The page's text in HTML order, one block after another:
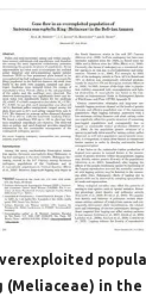
(Meliaceae) in